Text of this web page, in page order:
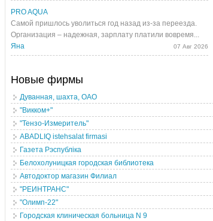
PRO AQUA
Самой пришлось уволиться год назад из-за переезда.
Организация – надежная, зарплату платили вовремя...
Яна
07 Авг 2026
Новые фирмы
Дуванная, шахта, ОАО
"Викком+"
"Тензо-Измеритель"
ABADLIQ istehsalat firmasi
Газета Рэспублiка
Белохолуницкая городская библиотека
Автодоктор магазин Филиал
"РЕИНТРАНС"
"Олимп-22"
Городская клиническая больница N 9